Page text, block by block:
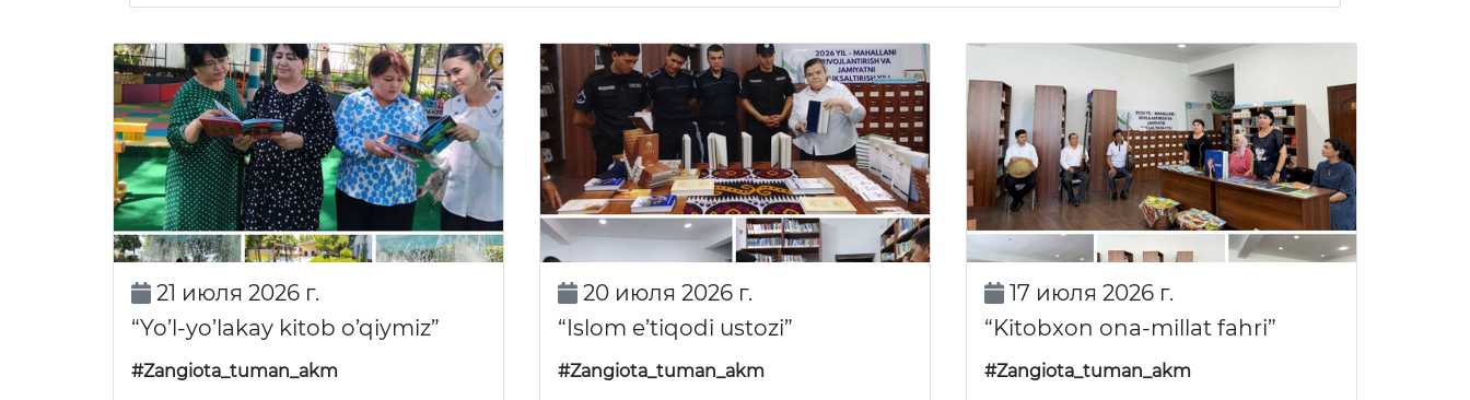
21 июля 2026 г.
“Yo’l-yo’lakay kitob o’qiymiz”
#Zangiota_tuman_akm
20 июля 2026 г.
“Islom e’tiqodi ustozi”
#Zangiota_tuman_akm
17 июля 2026 г.
“Kitobxon ona-millat fahri”
#Zangiota_tuman_akm